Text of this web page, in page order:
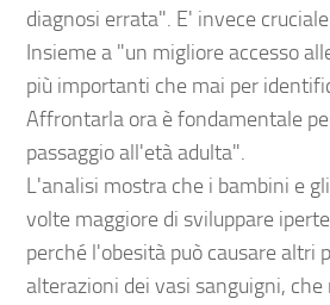
diagnosi errata". E' invece
Insieme a "un migliore accesso
più importanti che mai per
Affrontarla ora è fondamentale
passaggio all'età adulta".
L'analisi mostra che i bambini e
volte maggiore di sviluppare
perché l'obesità può causare altri
alterazioni dei vasi sanguigni,